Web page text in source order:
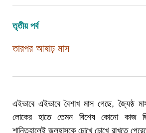
তৃতীয় পর্ব
তারপর আষাঢ় মাস
এইভাবে এইভাবে বৈশাখ মাস গেছে, জ্যৈষ্ঠ
লোকের হাতে তেমন বিশেষ কোনো কাজ
শান্তিহালেই জুলহাসকে চোখে চোখে রাখতে